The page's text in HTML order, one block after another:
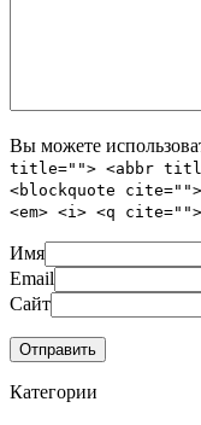
Вы можете
title=""> <abbr
<blockquote
<em> <i> <q
Имя
Email
Сайт
Категории